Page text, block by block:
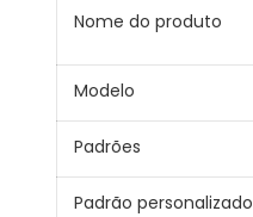
Nome do produto
Modelo
Padrões
Padrão personalizado